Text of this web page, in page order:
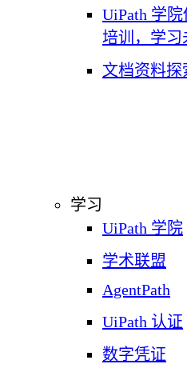
UiPath 学院
培训，学习
文档资料探
学习
UiPath 学院
学术联盟
AgentPath
UiPath 认证
数字凭证